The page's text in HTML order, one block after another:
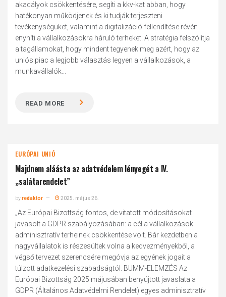
akadályok csökkentésére, segíti a kkv-kat abban, hogy
hatékonyan működjenek és ki tudják terjeszteni
tevékenységüket, valamint a digitalizáció fellendítése révén
enyhíti a vállalkozásokra háruló terheket. A stratégia felszólítja
a tagállamokat, hogy mindent tegyenek meg azért, hogy az
uniós piac a legjobb választás legyen a vállalkozások, a
munkavállalók...
READ MORE
EURÓPAI UNIÓ
Majdnem aláásta az adatvédelem lényegét a IV.
„salátarendelet”
byredaktor 2025. május 26.
„Az Európai Bizottság fontos, de vitatott módosításokat
javasolt a GDPR szabályozásában: a cél a vállalkozások
adminisztratív terheinek csökkentése volt. Bár kezdetben a
nagyvállalatok is részesültek volna a kedvezményekből, a
végső tervezet szerencsére megóvja az egyének jogait a
túlzott adatkezelési szabadságtól. BUMM-ELEMZÉS Az
Európai Bizottság 2025 májusában benyújtott javaslata a
GDPR (Általános Adatvédelmi Rendelet) egyes adminisztratív